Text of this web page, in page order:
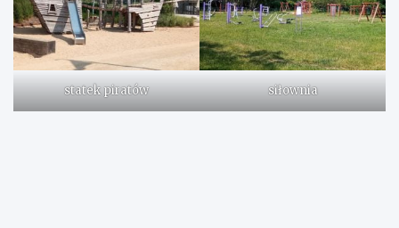
statek piratów siłownia